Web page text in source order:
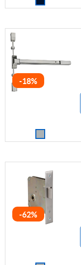
-18%
-62%